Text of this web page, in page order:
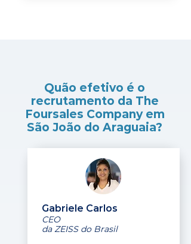
Quão efetivo é o
recrutamento da The
Foursales Company em
São João do Araguaia?
Gabriele Carlos
CEO
da ZEISS do Brasil